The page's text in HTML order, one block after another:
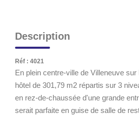
Description
Réf : 4021
En plein centre-ville de Villeneuve
hôtel de 301,79 m2 répartis sur 3
en rez-de-chaussée d'une grande
serait parfaite en guise de salle de